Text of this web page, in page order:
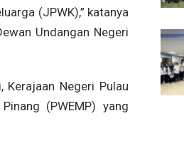
(JPWK),” katanya
Undangan Negeri
Negeri Pulau
(PWEMP) yang